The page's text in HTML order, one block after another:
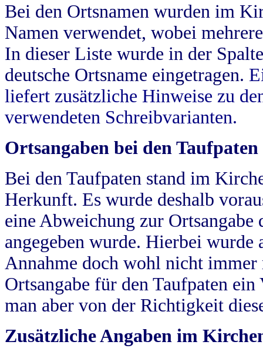
Bei den Ortsnamen wurden im
Namen verwendet, wobei
In dieser Liste wurde in der
deutsche Ortsname eingetragen.
liefert zusätzliche Hinweise zu
verwendeten Schreibvarianten.
Ortsangaben bei den Taufpaten
Bei den Taufpaten stand im
Herkunft. Es wurde deshalb
eine Abweichung zur
angegeben wurde. Hierbei wurde
Annahme doch wohl nicht
Ortsangabe für den Taufpaten
man aber von der Richtigkeit
Zusätzliche Angaben im